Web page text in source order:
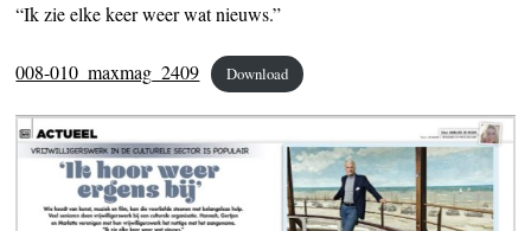
“Ik zie elke keer weer wat nieuws.”
008-010_maxmag_2409 Download